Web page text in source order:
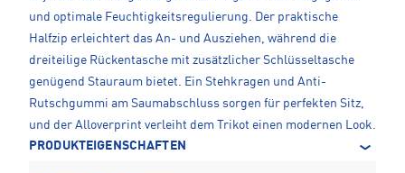
und optimale Feuchtigkeitsregulierung. Der praktische
Halfzip erleichtert das An- und Ausziehen, während die
dreiteilige Rückentasche mit zusätzlicher Schlüsseltasche
genügend Stauraum bietet. Ein Stehkragen und Anti-
Rutschgummi am Saumabschluss sorgen für perfekten Sitz,
und der Alloverprint verleiht dem Trikot einen modernen Look.
PRODUKTEIGENSCHAFTEN